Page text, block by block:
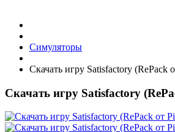
Симуляторы
Скачать игру Satisfactory (RePack
Скачать игру Satisfactory